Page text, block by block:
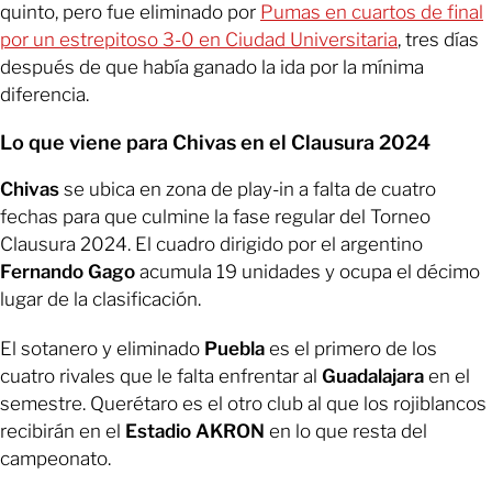
quinto, pero fue eliminado por Pumas en cuartos de final
por un estrepitoso 3-0 en Ciudad Universitaria, tres días
después de que había ganado la ida por la mínima
diferencia.
Lo que viene para Chivas en el Clausura 2024
Chivas se ubica en zona de play-in a falta de cuatro
fechas para que culmine la fase regular del Torneo
Clausura 2024. El cuadro dirigido por el argentino
Fernando Gago acumula 19 unidades y ocupa el décimo
lugar de la clasificación.
El sotanero y eliminado Puebla es el primero de los
cuatro rivales que le falta enfrentar al Guadalajara en el
semestre. Querétaro es el otro club al que los rojiblancos
recibirán en el Estadio AKRON en lo que resta del
campeonato.